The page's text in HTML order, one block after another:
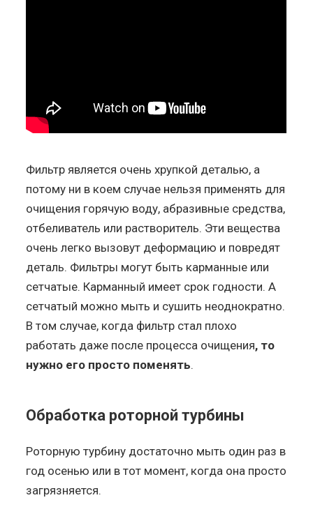
Фильтр является очень хрупкой деталью, а
потому ни в коем случае нельзя применять для
очищения горячую воду, абразивные средства,
отбеливатель или растворитель. Эти вещества
очень легко вызовут деформацию и повредят
деталь. Фильтры могут быть карманные или
сетчатые. Карманный имеет срок годности. А
сетчатый можно мыть и сушить неоднократно.
В том случае, когда фильтр стал плохо
работать даже после процесса очищения, то
нужно его просто поменять.
Обработка роторной турбины
Роторную турбину достаточно мыть один раз в
год осенью или в тот момент, когда она просто
загрязняется.